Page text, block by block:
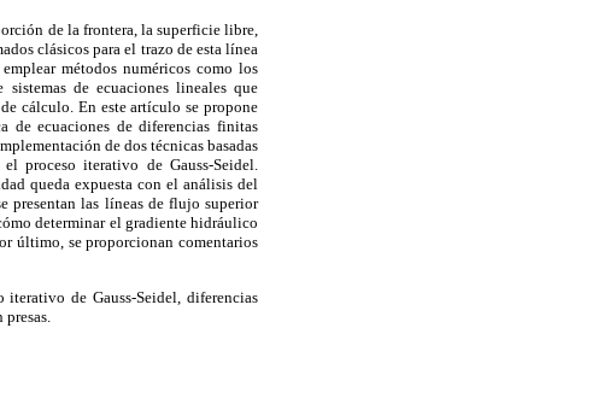
de la frontera, la superficie libre,
clásicos para el trazo de esta línea
métodos numéricos como los
de ecuaciones lineales que
cálculo. En este artículo se propone
de ecuaciones de diferencias finitas
de dos técnicas basadas
proceso iterativo de Gauss-Seidel.
queda expuesta con el análisis del
presentan las líneas de flujo superior
determinar el gradiente hidráulico
último, se proporcionan comentarios
de Gauss-Seidel, diferencias